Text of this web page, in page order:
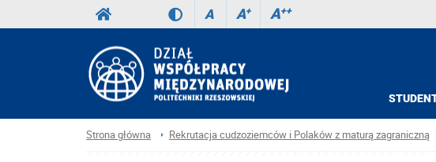
A A+ A++
Strona główna Rekrutacja cudzoziemców i Polaków z maturą zagraniczną